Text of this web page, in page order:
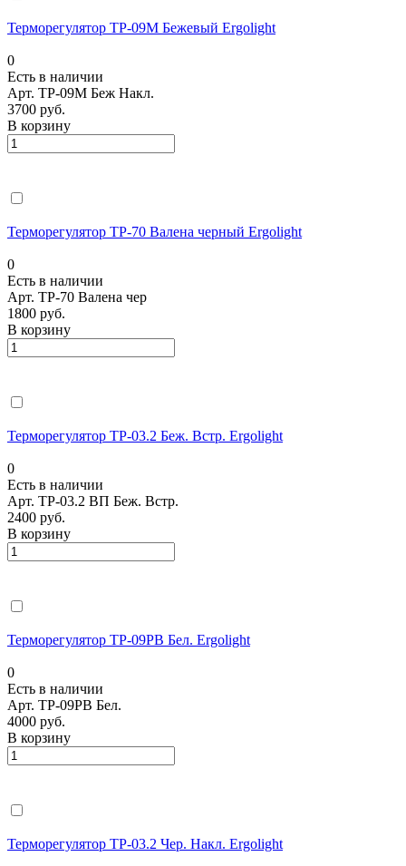
Терморегулятор ТР-09М Бежевый Ergolight
0
Есть в наличии
Арт. ТР-09М Беж Накл.
3700 руб.
В корзину
Терморегулятор ТР-70 Валена черный Ergolight
0
Есть в наличии
Арт. ТР-70 Валена чер
1800 руб.
В корзину
Терморегулятор ТР-03.2 Беж. Встр. Ergolight
0
Есть в наличии
Арт. ТР-03.2 ВП Беж. Встр.
2400 руб.
В корзину
Терморегулятор ТР-09РВ Бел. Ergolight
0
Есть в наличии
Арт. ТР-09РВ Бел.
4000 руб.
В корзину
Терморегулятор ТР-03.2 Чер. Накл. Ergolight